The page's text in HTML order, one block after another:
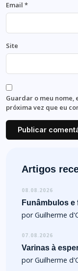
Email *
Site
Guardar o meu nome,
próxima vez que eu
Artigos
08.08.2026
Funâmbulos
por Guilherme
07.08.2026
Varinas à
por Guilherme